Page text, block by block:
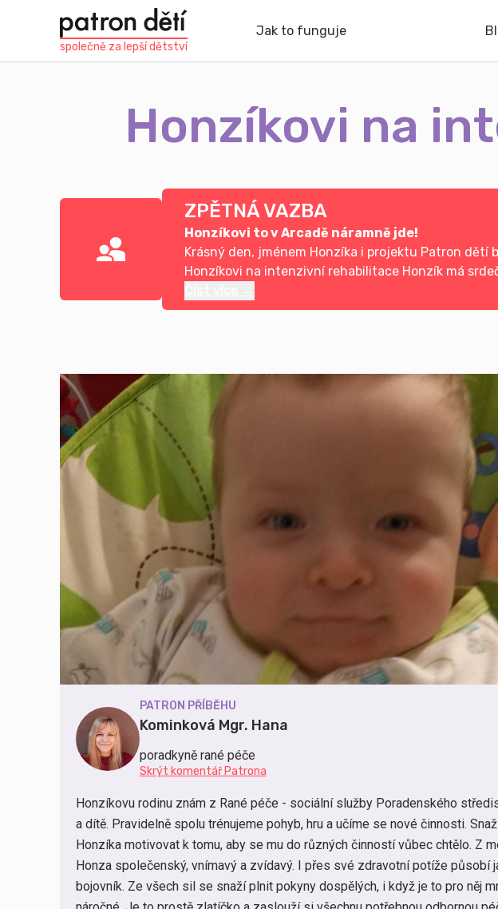
obsahu
společně za lepší dětství
Jak to funguje
Honzíkovi na
ZPĚTNÁ VAZBA
Honzíkovi to v Arcadě náramně jde!
Krásný den, jménem Honzíka i projektu Patron dětí
Honzíkovi na intenzivní rehabilitace Honzík má
PATRON PŘÍBĚHU
Kominková Mgr. Hana
poradkyně rané péče
Skrýt komentář Patrona
Honzíkovu rodinu znám z Rané péče - sociální služby Poradenského
a dítě. Pravidelně spolu trénujeme pohyb, hru a učíme se nové činnosti.
Honzíka motivovat k tomu, aby se mu do různých činností vůbec chtělo. Z
Honza společenský, vnímavý a zvídavý. I přes své zdravotní potíže působí
bojovník. Ze všech sil se snaží plnit pokyny dospělých, i když je to pro něj